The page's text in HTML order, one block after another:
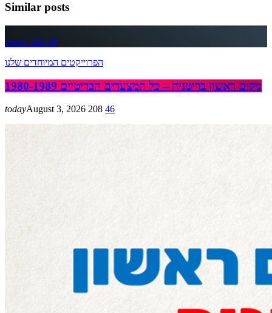
Similar posts
insert_link 46
הפרוייקטים המיוחדים שלנו
מקום ראשון בריטניה – כל המצעדים הבריטיים 1980-1989
todayAugust 3, 2026 208 46